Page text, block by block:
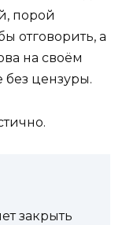
порой
отговорить, а
на своём
без цензуры.
закрыть